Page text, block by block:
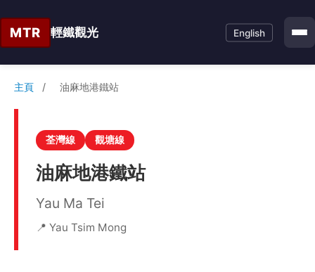
MTR 輕鐵觀光 English
主頁 / 油麻地港鐵站
荃灣線 觀塘線
油麻地港鐵站
Yau Ma Tei
📍 Yau Tsim Mong